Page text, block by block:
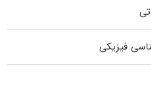
فیزیکی